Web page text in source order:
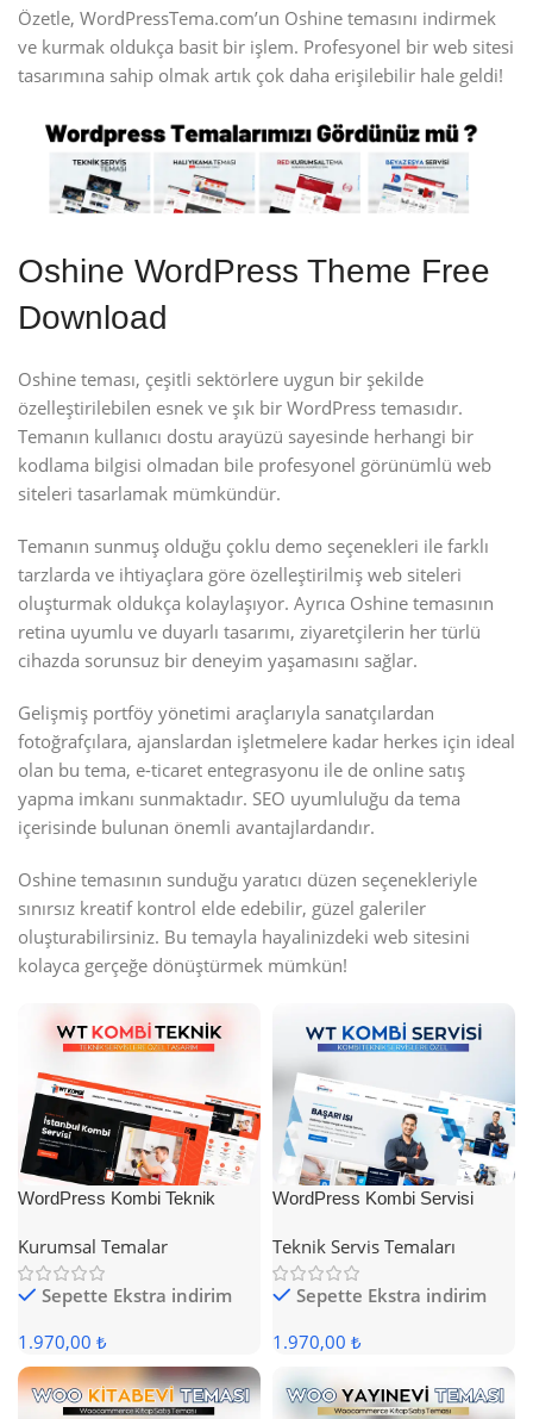
Özetle, WordPressTema.com’un Oshine temasını indirmek
ve kurmak oldukça basit bir işlem. Profesyonel bir web sitesi
tasarımına sahip olmak artık çok daha erişilebilir hale geldi!
Oshine WordPress Theme Free
Download
Oshine teması, çeşitli sektörlere uygun bir şekilde
özelleştirilebilen esnek ve şık bir WordPress temasıdır.
Temanın kullanıcı dostu arayüzü sayesinde herhangi bir
kodlama bilgisi olmadan bile profesyonel görünümlü web
siteleri tasarlamak mümkündür.
Temanın sunmuş olduğu çoklu demo seçenekleri ile farklı
tarzlarda ve ihtiyaçlara göre özelleştirilmiş web siteleri
oluşturmak oldukça kolaylaşıyor. Ayrıca Oshine temasının
retina uyumlu ve duyarlı tasarımı, ziyaretçilerin her türlü
cihazda sorunsuz bir deneyim yaşamasını sağlar.
Gelişmiş portföy yönetimi araçlarıyla sanatçılardan
fotoğrafçılara, ajanslardan işletmelere kadar herkes için ideal
olan bu tema, e-ticaret entegrasyonu ile de online satış
yapma imkanı sunmaktadır. SEO uyumluluğu da tema
içerisinde bulunan önemli avantajlardandır.
Oshine temasının sunduğu yaratıcı düzen seçenekleriyle
sınırsız kreatif kontrol elde edebilir, güzel galeriler
oluşturabilirsiniz. Bu temayla hayalinizdeki web sitesini
kolayca gerçeğe dönüştürmek mümkün!
WordPress Kombi Teknik
Kurumsal Temalar
Sepette Ekstra indirim
1.970,00 ₺
WordPress Kombi Servisi
Teknik Servis Temaları
Sepette Ekstra indirim
1.970,00 ₺